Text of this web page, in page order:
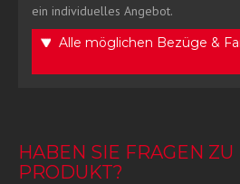
ein individuelles Angebot.
Alle möglichen Bezüge &
HABEN SIE FRAGEN
PRODUKT?